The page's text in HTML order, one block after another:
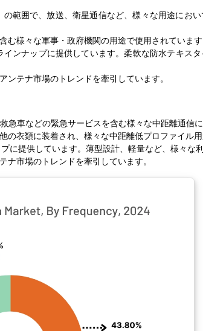
範囲で、放送、衛星通信など、様々な用途にお
様々な軍事・政府機関の用途で使用されています
ナップに提供しています。柔軟な防水テキス
テナ市場のトレンドを牽引しています。
車などの緊急サービスを含む様々な中距離通信に
衣類に装着され、様々な中距離低プロファイル用
に提供しています。薄型設計、軽量など、様々な
市場のトレンドを牽引しています。